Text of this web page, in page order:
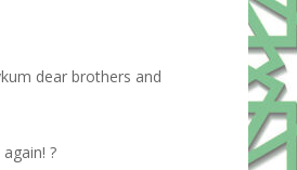
dear brothers and
?